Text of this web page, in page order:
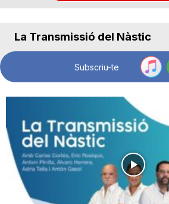
C
i
La Transmissió del Nàstic
Subscriu-te